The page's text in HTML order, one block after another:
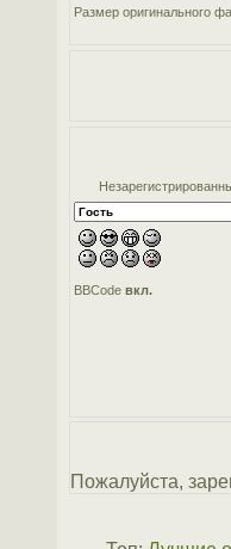
Размер оригинального
BBCodeвкл.
Пожалуйста,